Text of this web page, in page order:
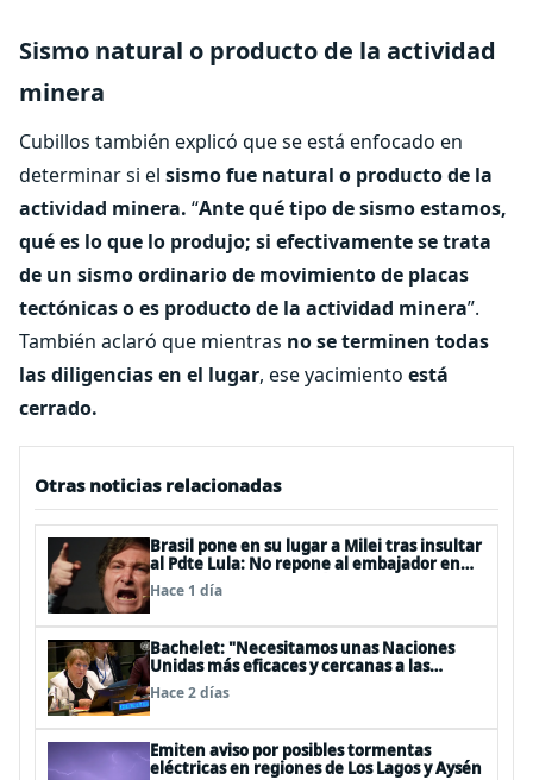
Sismo natural o producto de la actividad
minera
Cubillos también explicó que se está enfocado en
determinar si el sismo fue natural o producto de la
actividad minera. “Ante qué tipo de sismo estamos,
qué es lo que lo produjo; si efectivamente se trata
de un sismo ordinario de movimiento de placas
tectónicas o es producto de la actividad minera”.
También aclaró que mientras no se terminen todas
las diligencias en el lugar, ese yacimiento está
cerrado.
Otras noticias relacionadas
Brasil pone en su lugar a Milei tras insultar
al Pdte Lula: No repone al embajador en
BBSS y rebaja la relación bilateral
Hace 1 día
Bachelet: "Necesitamos unas Naciones
Unidas más eficaces y cercanas a las
personas"
Hace 2 días
Emiten aviso por posibles tormentas
eléctricas en regiones de Los Lagos y Aysén